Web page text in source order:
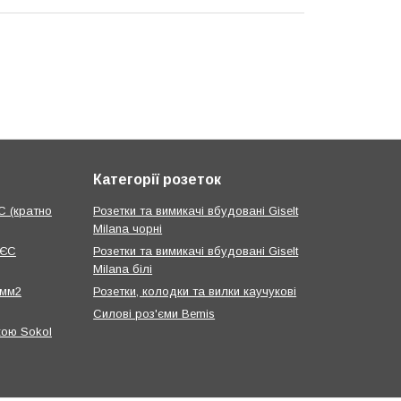
(кратно
Sokol
Категорії розеток
Розетки та вимикачі вбудовані Giselt
Milana чорні
Розетки та вимикачі вбудовані Giselt
Milana білі
Розетки, колодки та вилки каучукові
Силові роз'єми Bemis